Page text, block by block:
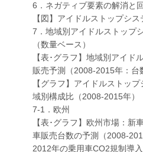
6．ネガティブ要素の解消と
【図】アイドルストップシ
7．地域別アイドルストップ
（数量ベース）
【表･グラフ】地域別アイド
販売予測（2008-2015年：台
【グラフ】アイドルストッ
域別構成比（2008-2015年）
7-1．欧州
【表･グラフ】欧州市場：新
車販売台数の予測（2008-
2012年の乗用車CO2規制導